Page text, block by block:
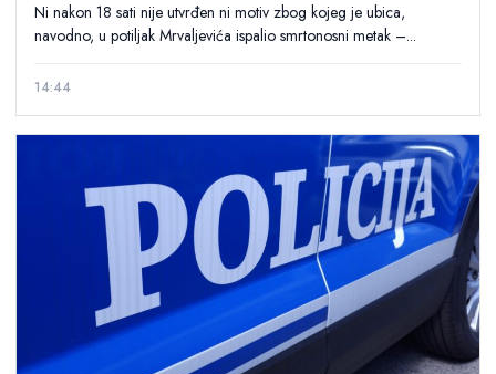
Ni nakon 18 sati nije utvrđen ni motiv zbog kojeg je ubica,
navodno, u potiljak Mrvaljevića ispalio smrtonosni metak –...
14:44